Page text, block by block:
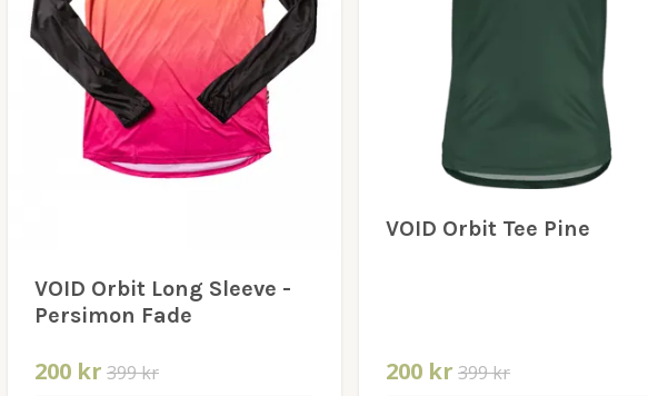
VOID Orbit Long Sleeve -
Persimon Fade
200 kr 399 kr
VOID Orbit Tee Pine
200 kr 399 kr